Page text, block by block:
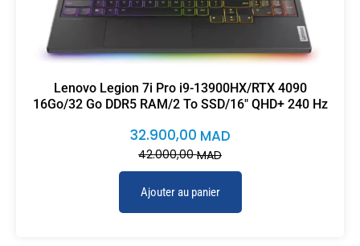
Lenovo Legion 7i Pro i9-13900HX/RTX 4090
16Go/32 Go DDR5 RAM/2 To SSD/16″ QHD+ 240 Hz
42.000,00MAD
32.900,00 MAD
Ajouter au panier